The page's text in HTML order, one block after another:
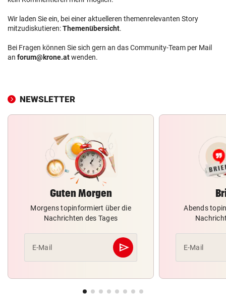
Wir laden Sie ein, bei einer aktuelleren themenrelevanten Story
mitzudiskutieren:Themenübersicht.
Bei Fragen können Sie sich gern an das Community-Team per Mail
an forum@krone.atwenden.
NEWSLETTER
Guten Morgen
Morgens topinformiert über die
Nachrichten des Tages
E-Mail send
Abschicken
Abends
E-Mail